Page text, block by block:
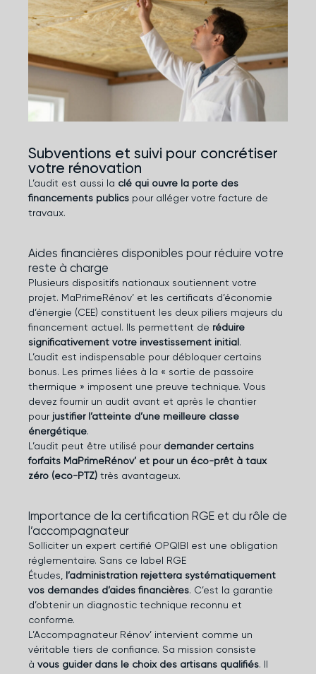
Subventions et suivi pour concrétiser
votre rénovation
L’audit est aussi la clé qui ouvre la porte des
financements publics pour alléger votre facture de
travaux.
Aides financières disponibles pour réduire votre
reste à charge
Plusieurs dispositifs nationaux soutiennent votre
projet. MaPrimeRénov’ et les certificats d’économie
d’énergie (CEE) constituent les deux piliers majeurs du
financement actuel. Ils permettent de réduire
significativement votre investissement initial .
L’audit est indispensable pour débloquer certains
bonus. Les primes liées à la « sortie de passoire
thermique » imposent une preuve technique. Vous
devez fournir un audit avant et après le chantier
pour justifier l’atteinte d’une meilleure classe
énergétique.
L’audit peut être utilisé pour demander certains
forfaits MaPrimeRénov’ et pour un éco-prêt à taux
zéro (eco-PTZ) très avantageux.
Importance de la certification RGE et du rôle de
l’accompagnateur
Solliciter un expert certifié OPQIBI est une obligation
réglementaire. Sans ce label RGE
Études, l’administration rejettera systématiquement
vos demandes d’aides financières. C’est la garantie
d’obtenir un diagnostic technique reconnu et
conforme.
L’Accompagnateur Rénov’ intervient comme un
véritable tiers de confiance. Sa mission consiste
à vous guider dans le choix des artisans qualifiés. Il